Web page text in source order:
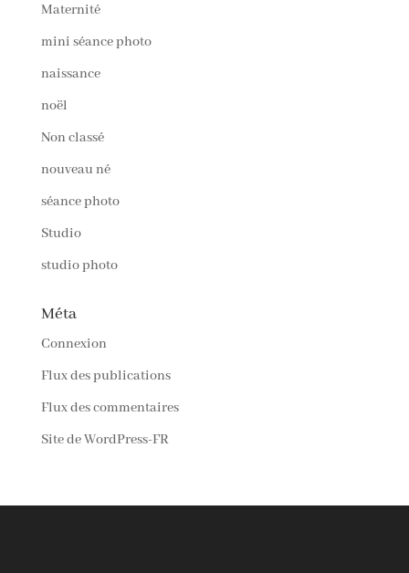
Maternité
mini séance photo
naissance
noël
Non classé
nouveau né
séance photo
Studio
studio photo
Méta
Connexion
Flux des publications
Flux des commentaires
Site de WordPress-FR